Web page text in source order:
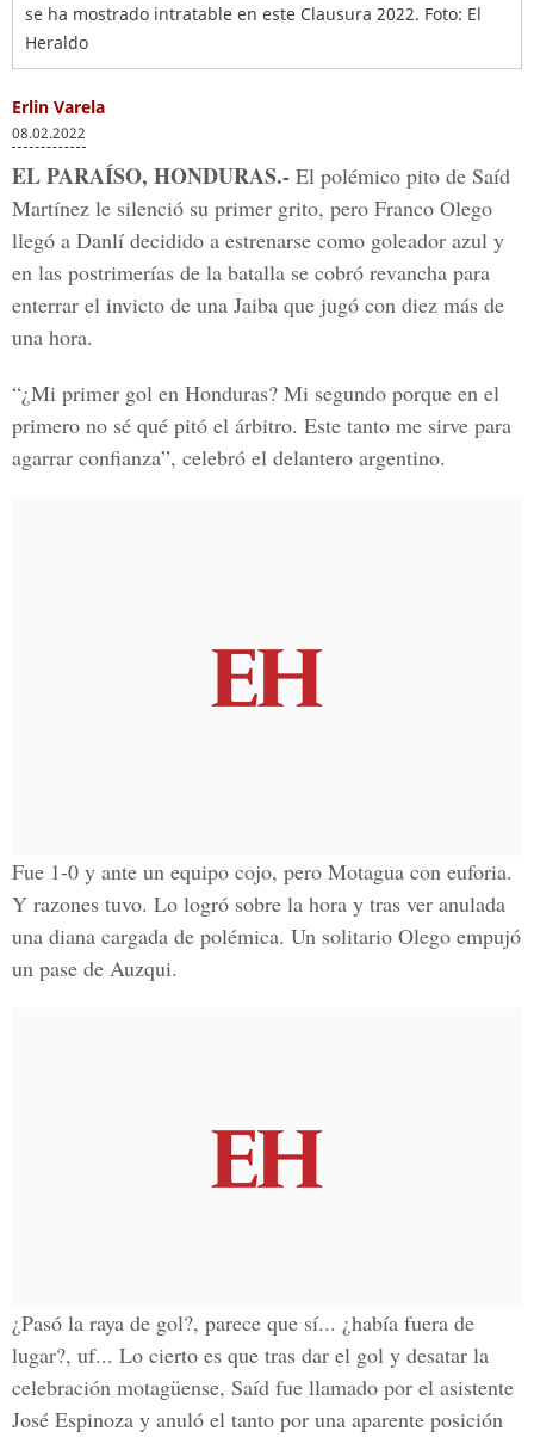
se ha mostrado intratable en este Clausura 2022. Foto: El
Heraldo
Erlin Varela
08.02.2022
EL PARAÍSO, HONDURAS.- El polémico pito de Saíd
Martínez le silenció su primer grito, pero Franco Olego
llegó a Danlí decidido a estrenarse como goleador azul y
en las postrimerías de la batalla se cobró revancha para
enterrar el invicto de una Jaiba que jugó con diez más de
una hora.
“¿Mi primer gol en Honduras? Mi segundo porque en el
primero no sé qué pitó el árbitro. Este tanto me sirve para
agarrar confianza”, celebró el delantero argentino.
Fue 1-0 y ante un equipo cojo, pero Motagua con euforia.
Y razones tuvo. Lo logró sobre la hora y tras ver anulada
una diana cargada de polémica. Un solitario Olego empujó
un pase de Auzqui.
¿Pasó la raya de gol?, parece que sí... ¿había fuera de
lugar?, uf... Lo cierto es que tras dar el gol y desatar la
celebración motagüense, Saíd fue llamado por el asistente
José Espinoza y anuló el tanto por una aparente posición